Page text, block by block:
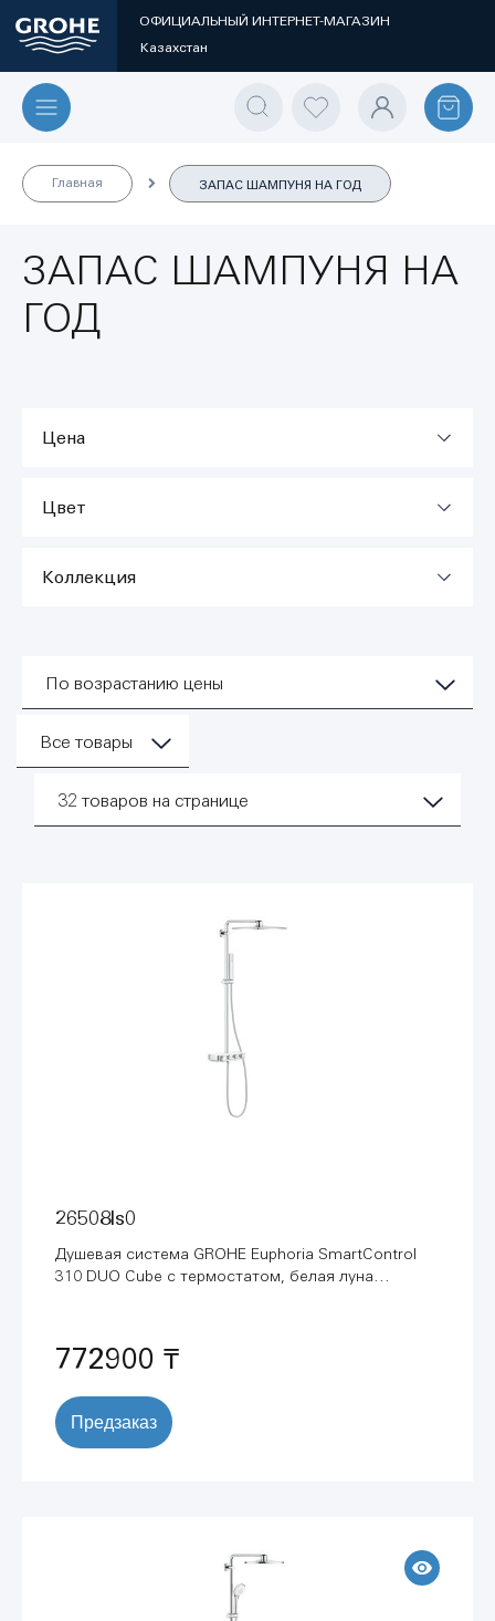
ОФИЦИАЛЬНЫЙ ИНТЕРНЕТ-МАГАЗИН
Казахстан
Главная ЗАПАС ШАМПУНЯ НА ГОД
ЗАПАС ШАМПУНЯ НА
ГОД
По возрастанию цены
Все товары
32 товаров на странице
26508ls0
Душевая система GROHE Euphoria SmartControl
310 DUO Cube с термостатом, белая луна
772900 ₸
Предзаказ
Цена
Цвет
Коллекция